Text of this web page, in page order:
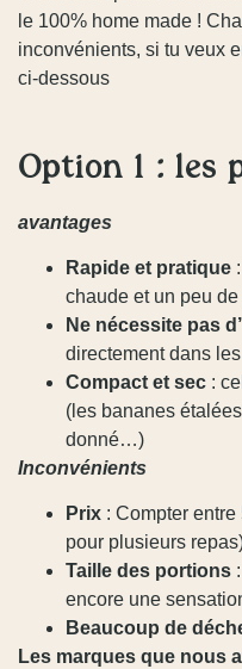
le 100% home made !
inconvénients, si tu veux
ci-dessous
Option 1 : les
avantages
Rapide et pratique
chaude et un peu
Ne nécessite pas
directement dans
Compact et sec :
(les bananes
donné…)
Inconvénients
Prix : Compter
pour plusieurs
Taille des portions
encore une
Beaucoup de
Les marques que nous